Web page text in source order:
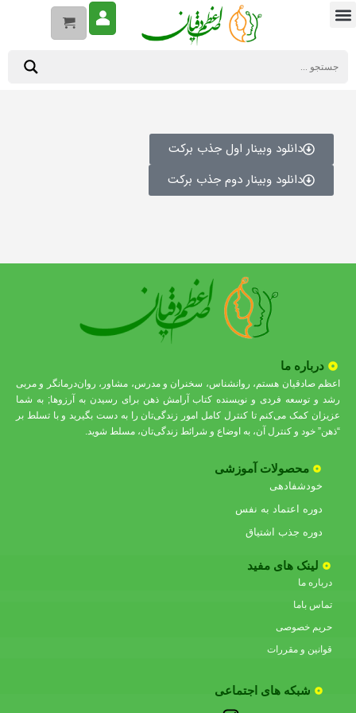
دانلود وبینار اول جذب برکت
دانلود وبینار دوم جذب برکت
درباره ما
اعظم صادقیان هستم، روانشناس، سخنران و مدرس، مشاور، روان‌درمانگر و مربی
رشد و توسعه فردی و نویسنده کتاب آرامش ذهن برای رسیدن به آرزوها; به شما
عزیزان کمک می‌کنم تا کنترل کامل امور زندگی‌تان را به دست بگیرید و با تسلط بر
“ذهن” خود و کنترل آن، به اوضاع و شرائط زندگی‌تان، مسلط شوید.
محصولات آموزشی
خودشفادهی
دوره اعتماد به نفس
دوره جذب اشتیاق
لینک های مفید
درباره ما
تماس باما
حریم خصوصی
قوانین و مقررات
شبکه های اجتماعی